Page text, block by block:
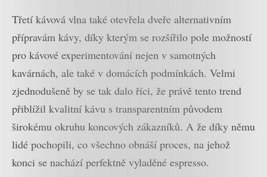
Třetí kávová vlna také otevřela dveře alternativním
přípravám kávy, díky kterým se rozšířilo pole možností
pro kávové experimentování nejen v samotných
kavárnách, ale také v domácích podmínkách. Velmi
zjednodušeně by se tak dalo říci, že právě tento trend
přiblížil kvalitní kávu s transparentním původem
širokému okruhu koncových zákazníků. A že díky němu
lidé pochopili, co všechno obnáší proces, na jehož
konci se nachází perfektně vyladěné espresso.